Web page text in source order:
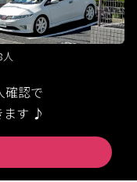
人
確認で
ます ♪